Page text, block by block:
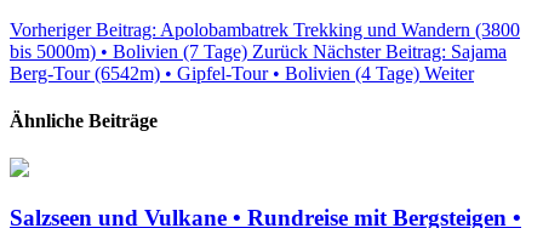
Vorheriger Beitrag: Apolobambatrek Trekking und Wandern (3800
bis 5000m) • Bolivien (7 Tage) Zurück Nächster Beitrag: Sajama
Berg-Tour (6542m) • Gipfel-Tour • Bolivien (4 Tage) Weiter
Ähnliche Beiträge
Salzseen und Vulkane • Rundreise mit Bergsteigen •